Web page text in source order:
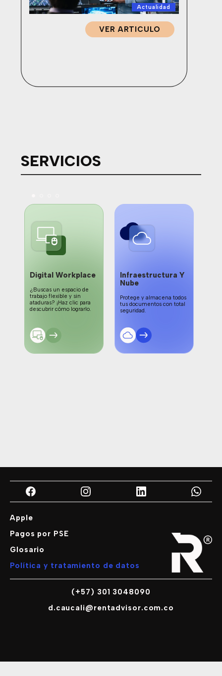
Actualidad
VER ARTICULO
SERVICIOS
Digital Workplace
¿Buscas un espacio de
trabajo flexible y sin
ataduras? ¡Haz clic para
descubrir cómo lograrlo.
Infraestructura Y
Nube
Protege y almacena todos
tus documentos con total
seguridad.
Apple
Pagos por PSE
Glosario
Política y tratamiento de datos
(+57) 301 3048090
d.caucali@rentadvisor.com.co